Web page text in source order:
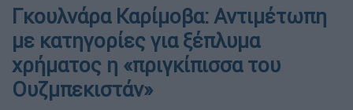
Γκουλνάρα Καρίμοβα: Αντιμέτωπη
με κατηγορίες για ξέπλυμα
χρήματος η «πριγκίπισσα του
Ουζμπεκιστάν»